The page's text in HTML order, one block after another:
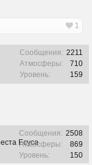
1
Сообщения: 2211
Атмосферы:
710
Уровень:
159
Есуса
Сообщения: 2508
Атмосферы:
869
Уровень:
150